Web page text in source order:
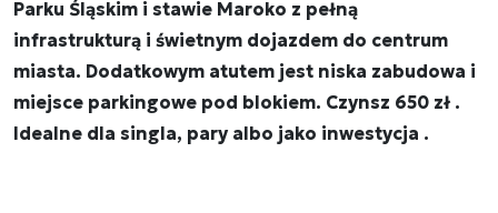
Parku Śląskim i stawie Maroko z pełną
infrastrukturą i świetnym dojazdem do centrum
miasta. Dodatkowym atutem jest niska zabudowa i
miejsce parkingowe pod blokiem. Czynsz 650 zł .
Idealne dla singla, pary albo jako inwestycja .